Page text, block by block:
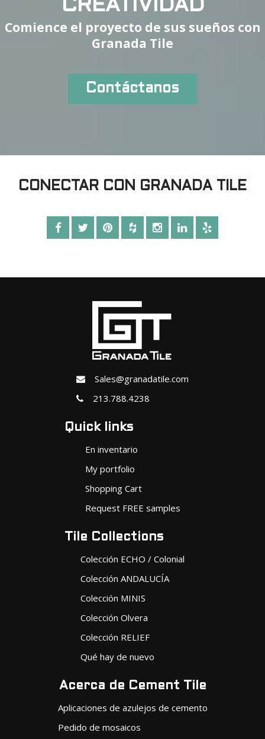
CREATIVIDAD
Comience el proyecto de sus sueños con
Granada Tile
Contáctanos
CONECTAR CON GRANADA TILE
Sales@granadatile.com
213.788.4238
Quick links
En inventario
My portfolio
Shopping Cart
Request FREE samples
Tile Collections
Colección ECHO / Colonial
Colección ANDALUCÍA
Colección MINIS
Colección Olvera
Colección RELIEF
Qué hay de nuevo
Acerca de Cement Tile
Aplicaciones de azulejos de cemento
Pedido de mosaicos